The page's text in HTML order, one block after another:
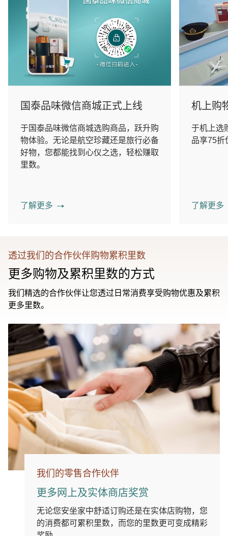
国泰品味微信商城正式上线
于国泰品味微信商城选购商品，跃升购
物体验。无论是航空珍藏还是旅行必备
好物，您都能找到心仪之选，轻松赚取
里数。
了解更多
机上购
于机上选
品享75折
了解更多
透过我们的合作伙伴购物累积里数
更多购物及累积里数的方式
我们精选的合作伙伴让您透过日常消费享受购物优惠及累积
更多里数。
我们的零售合作伙伴
更多网上及实体商店奖赏
无论您安坐家中舒适订购还是在实体店购物，您
的消费都可累积里数，而您的里数更可变成精彩